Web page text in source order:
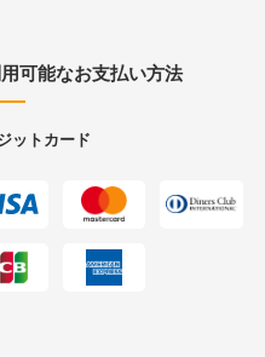
可能なお支払い方法
ットカード